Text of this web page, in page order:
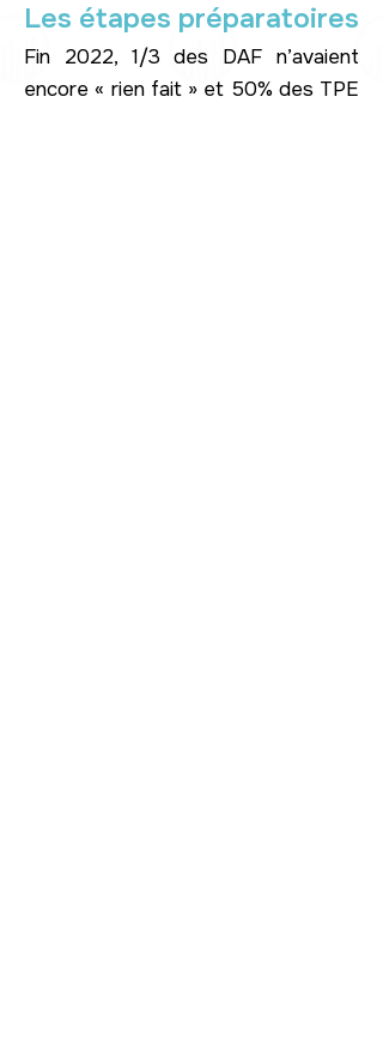
Les étapes préparatoires
Fin 2022, 1/3 des DAF n’avaient
encore « rien fait » et 50% des TPE